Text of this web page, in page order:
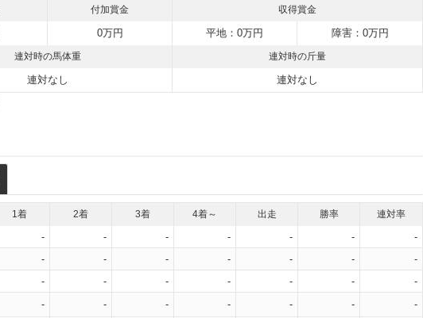
付加賞金 収得賞金
0万円 平地：0万円 障害：0万円
連対時の馬体重 連対時の斤量
連対なし 連対なし
1着 2着 3着 4着～ 出走 勝率 連対率
- - - - - -
-
- - - - - -
-
- - - - - -
-
- - - - - - -